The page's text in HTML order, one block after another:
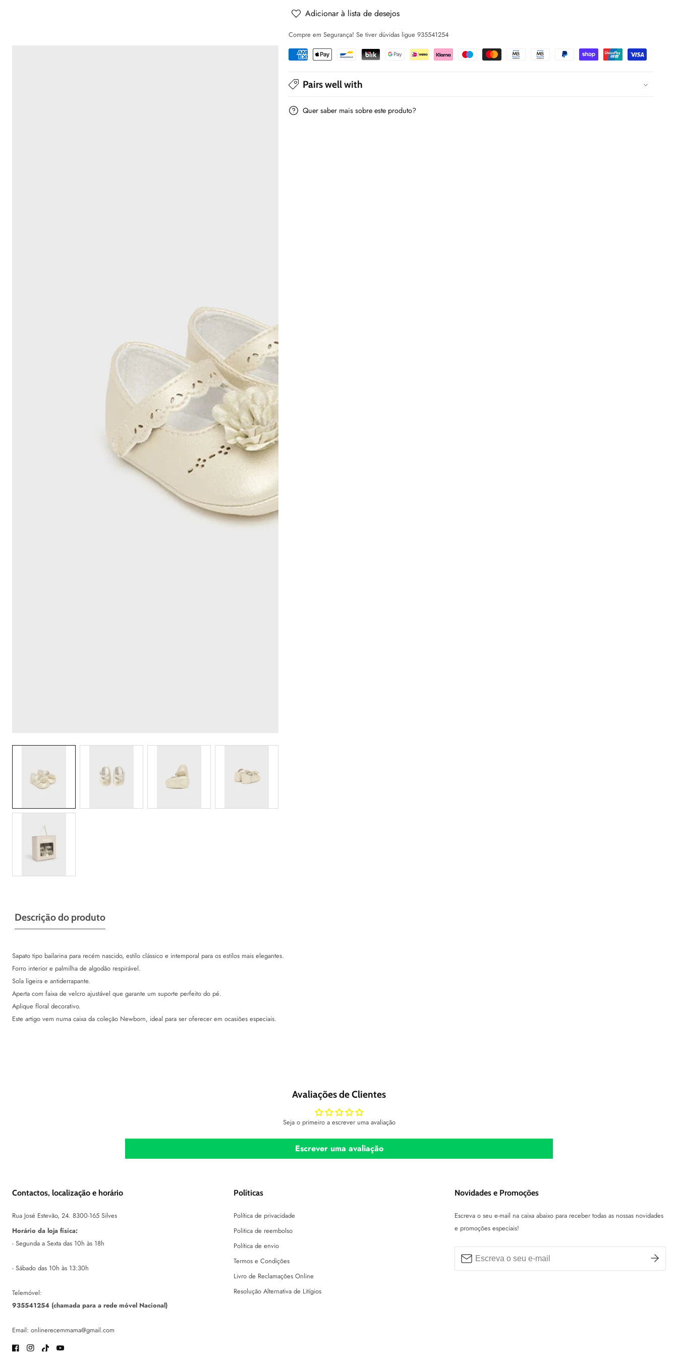
recém
-
Mayoral
recém
-
Adicionar à lista de desejos
Compre em Segurança! Se tiver dúvidas ligue 935541254
Pairs well with
Quer saber mais sobre este produto?
Descrição do produto
Sapato tipo bailarina para recém nascido, estilo clássico e intemporal para os estilos mais elegantes.
Forro interior e palmilha de algodão respirável.
Sola ligeira e antiderrapante.
Aperta com faixa de velcro ajustável que garante um suporte perfeito do pé.
Aplique floral decorativo.
Este artigo vem numa caixa da coleção Newborn, ideal para ser oferecer em ocasiões especiais.
Avaliações de Clientes
Seja o primeiro a escrever uma avaliação
Escrever uma avaliação
Contactos, localização e horário
Rua José Estevão, 24. 8300-165 Silves
Horário da loja física:
- Segunda a Sexta das 10h às 18h
- Sábado das 10h às 13:30h
Telemóvel:
935541254 (chamada para a rede móvel Nacional)
Email: onlinerecemmama@gmail.com
Facebook
Instagram
TikTokYoutube
Políticas
Política de privacidade
Politica de reembolso
Política de envio
Termos e Condições
Livro de Reclamações Online
Resolução Alternativa de Litígios
Novidades e Promoções
Escreva o seu e-mail na caixa abaixo para receber todas as nossas novidades
e promoções especiais!